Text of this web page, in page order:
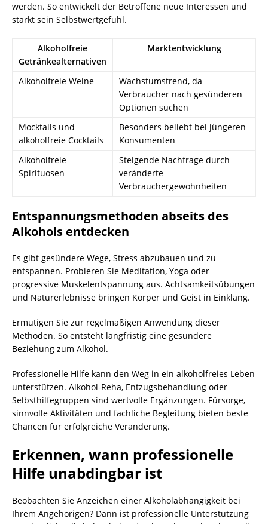
werden. So entwickelt der Betroffene neue Interessen und
stärkt sein Selbstwertgefühl.
Alkoholfreie
Getränkealternativen
Marktentwicklung
Alkoholfreie Weine
Wachstumstrend, da
Verbraucher nach gesünderen
Optionen suchen
Mocktails und
alkoholfreie Cocktails
Besonders beliebt bei jüngeren
Konsumenten
Alkoholfreie
Spirituosen
Steigende Nachfrage durch
veränderte
Verbrauchergewohnheiten
Entspannungsmethoden abseits des
Alkohols entdecken
Es gibt gesündere Wege, Stress abzubauen und zu
entspannen. Probieren Sie Meditation, Yoga oder
progressive Muskelentspannung aus. Achtsamkeitsübungen
und Naturerlebnisse bringen Körper und Geist in Einklang.
Ermutigen Sie zur regelmäßigen Anwendung dieser
Methoden. So entsteht langfristig eine gesündere
Beziehung zum Alkohol.
Professionelle Hilfe kann den Weg in ein alkoholfreies Leben
unterstützen. Alkohol-Reha, Entzugsbehandlung oder
Selbsthilfegruppen sind wertvolle Ergänzungen. Fürsorge,
sinnvolle Aktivitäten und fachliche Begleitung bieten beste
Chancen für erfolgreiche Veränderung.
Erkennen, wann professionelle
Hilfe unabdingbar ist
Beobachten Sie Anzeichen einer Alkoholabhängigkeit bei
Ihrem Angehörigen? Dann ist professionelle Unterstützung